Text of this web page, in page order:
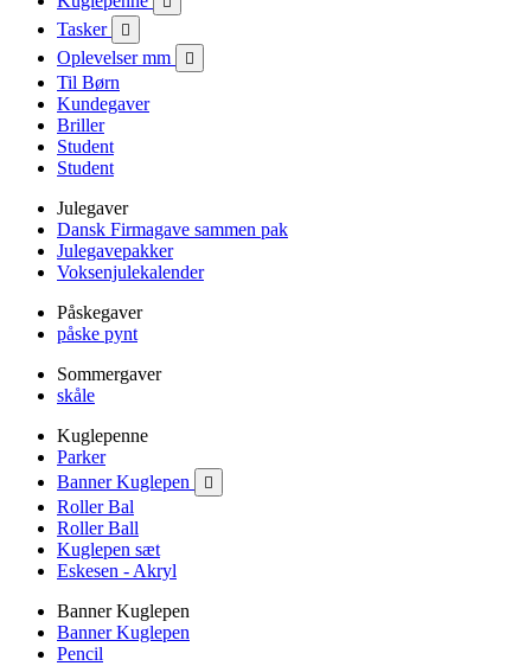
Tasker 
Oplevelser mm 
Til Børn
Kundegaver
Briller
Student
Student
Julegaver
Dansk Firmagave sammen pak
Julegavepakker
Voksenjulekalender
Påskegaver
påske pynt
Sommergaver
skåle
Kuglepenne
Parker
Banner Kuglepen

Roller Bal
Roller Ball
Kuglepen sæt
Eskesen - Akryl
Banner Kuglepen
Banner Kuglepen
Pencil